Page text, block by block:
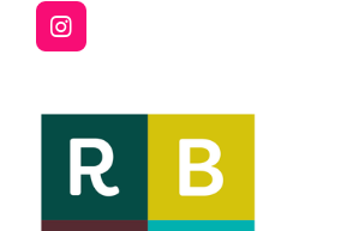
I
n
a
m